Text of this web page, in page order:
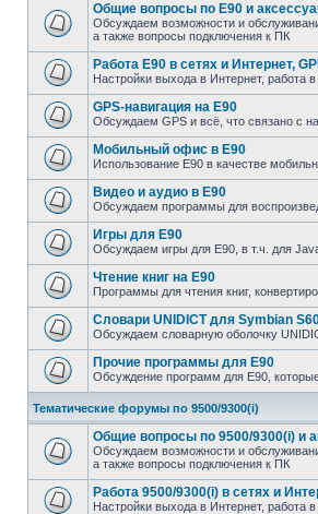
Общие вопросы по E90 и
Обсуждаем возможности и
а также вопросы подключения к ПК
Работа E90 в сетях и Интернет,
Настройки выхода в Интернет, работа
GPS-навигация на E90
Обсуждаем GPS и всё, что связано с
Мобильный офис в E90
Использование E90 в качестве
Видео и аудио в E90
Обсуждаем программы для
Игры для E90
Обсуждаем игры для E90, в т.ч. для
Чтение книг на E90
Программы для чтения книг,
Словари UNIDICT для Symbian
Обсуждаем словарную оболочку
Прочие программы для E90
Обсуждение программ для E90,
Тематические форумы по 9500/9300(i)
Общие вопросы по 9500/9300(i) и
Обсуждаем возможности и
а также вопросы подключения к ПК
Работа 9500/9300(i) в сетях и
Настройки выхода в Интернет, работа